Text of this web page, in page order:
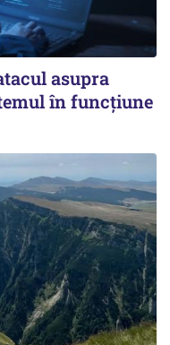
asupra
în funcțiune